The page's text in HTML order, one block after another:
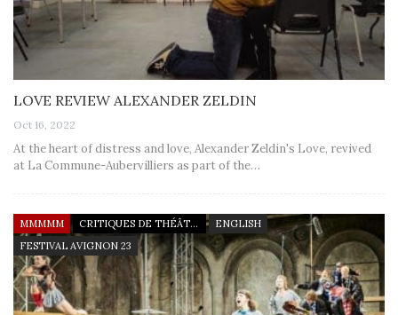
LOVE REVIEW ALEXANDER ZELDIN
Oct 16, 2022
At the heart of distress and love, Alexander Zeldin's Love, revived
at La Commune-Aubervilliers as part of the…
MMMMM CRITIQUES DE THÉÂTRE
ENGLISH
FESTIVAL AVIGNON 23